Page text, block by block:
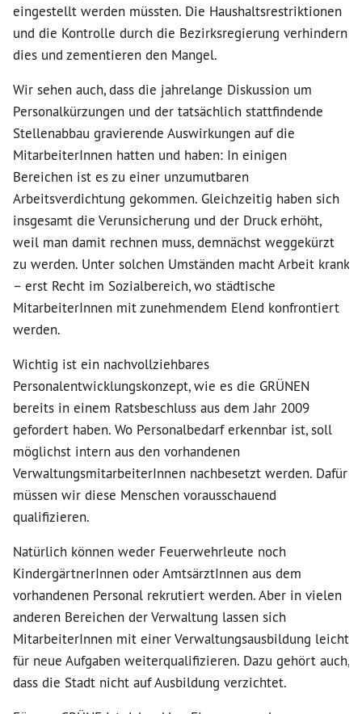
eingestellt werden müssten. Die Haushaltsrestriktionen
und die Kontrolle durch die Bezirksregierung verhindern
dies und zementieren den Mangel.
Wir sehen auch, dass die jahrelange Diskussion um
Personalkürzungen und der tatsächlich stattfindende
Stellenabbau gravierende Auswirkungen auf die
MitarbeiterInnen hatten und haben: In einigen
Bereichen ist es zu einer unzumutbaren
Arbeitsverdichtung gekommen. Gleichzeitig haben sich
insgesamt die Verunsicherung und der Druck erhöht,
weil man damit rechnen muss, demnächst weggekürzt
zu werden. Unter solchen Umständen macht Arbeit krank
– erst Recht im Sozialbereich, wo städtische
MitarbeiterInnen mit zunehmendem Elend konfrontiert
werden.
Wichtig ist ein nachvollziehbares
Personalentwicklungskonzept, wie es die GRÜNEN
bereits in einem Ratsbeschluss aus dem Jahr 2009
gefordert haben. Wo Personalbedarf erkennbar ist, soll
möglichst intern aus den vorhandenen
VerwaltungsmitarbeiterInnen nachbesetzt werden. Dafür
müssen wir diese Menschen vorausschauend
qualifizieren.
Natürlich können weder Feuerwehrleute noch
KindergärtnerInnen oder AmtsärztInnen aus dem
vorhandenen Personal rekrutiert werden. Aber in vielen
anderen Bereichen der Verwaltung lassen sich
MitarbeiterInnen mit einer Verwaltungsausbildung leicht
für neue Aufgaben weiterqualifizieren. Dazu gehört auch,
dass die Stadt nicht auf Ausbildung verzichtet.